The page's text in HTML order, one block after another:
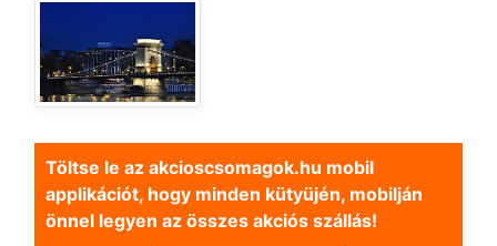
Töltse le az akcioscsomagok.hu mobil
applikációt, hogy minden kütyüjén, mobilján
önnel legyen az összes akciós szállás!